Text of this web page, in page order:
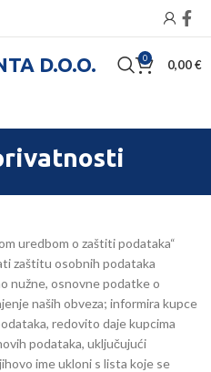
D.O.O. 0 0,00€
uredbom o zaštiti podataka“
zaštitu osobnih podataka
nužne, osnovne podatke o
naših obveza; informira kupce
redovito daje kupcima
podataka, uključujući
ime ukloni s lista koje se